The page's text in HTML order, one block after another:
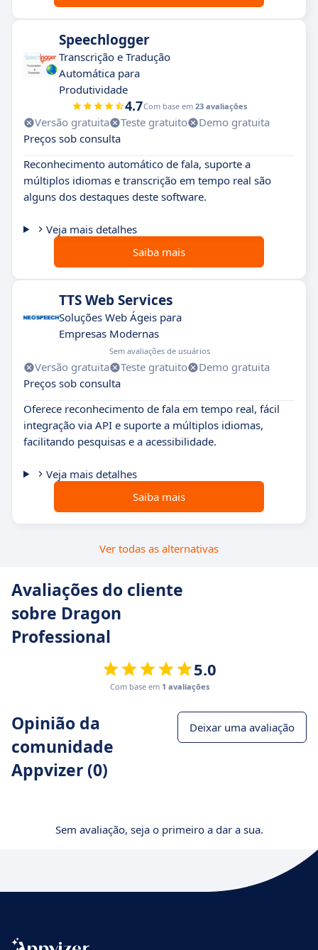
Speechlogger
Transcrição e Tradução
Automática para
Produtividade
4.7Com base em 23 avaliações
Versão gratuita Teste gratuito
Demo gratuita
Preços sob consulta
Reconhecimento automático de fala, suporte a
múltiplos idiomas e transcrição em tempo real são
alguns dos destaques deste software.
Veja mais detalhes
Saiba mais
TTS Web Services
Soluções Web Ágeis para
Empresas Modernas
Sem avaliações de usuários
Versão gratuita Teste gratuito
Demo gratuita
Preços sob consulta
Oferece reconhecimento de fala em tempo real, fácil
integração via API e suporte a múltiplos idiomas,
facilitando pesquisas e a acessibilidade.
Veja mais detalhes
Saiba mais
Ver todas as alternativas
Avaliações do cliente
sobre Dragon
Professional
5.0
Com base em 1 avaliações
Opinião da
comunidade
Appvizer (0)
Deixar uma avaliação
Sem avaliação, seja o primeiro a dar a sua.